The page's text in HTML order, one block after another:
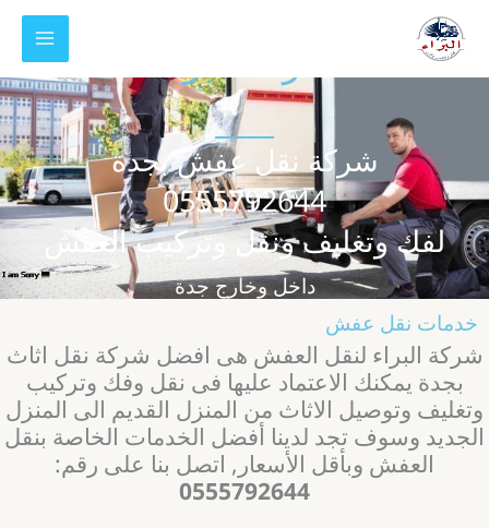
شركة نقل عفش بجدة
0555792644
لفك وتغليف ونقل وتركيب العفش
داخل وخارج جدة
خدمات نقل عفش
البراء لنقل العفش هى افضل شركة نقل اثاث
بجدة يمكنك الاعتماد عليها فى نقل وفك وتركيب
وتوصيل الاثاث من المنزل القديم الى المنزل
وسوف تجد لدينا أفضل الخدمات الخاصة بنقل
العفش وبأقل الأسعار, اتصل بنا على رقم:
0555792644